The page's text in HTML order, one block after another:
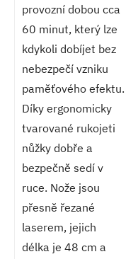
provozní dobou cca
60 minut, který lze
kdykoli dobíjet bez
nebezpečí vzniku
paměťového efektu.
Díky ergonomicky
tvarované rukojeti
nůžky dobře a
bezpečně sedí v
ruce. Nože jsou
přesně řezané
laserem, jejich
délka je 48 cm a